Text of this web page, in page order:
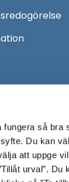
så bra
Du kan
att uppge
urval”. Du